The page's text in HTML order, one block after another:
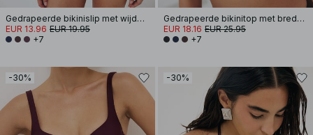
Gedrapeerde bikinislip met wijde band
EUR 13.96 EUR 19.95
+7
Gedrapeerde bikinitop met brede band
EUR 18.16 EUR 25.95
+7
-30% -30%